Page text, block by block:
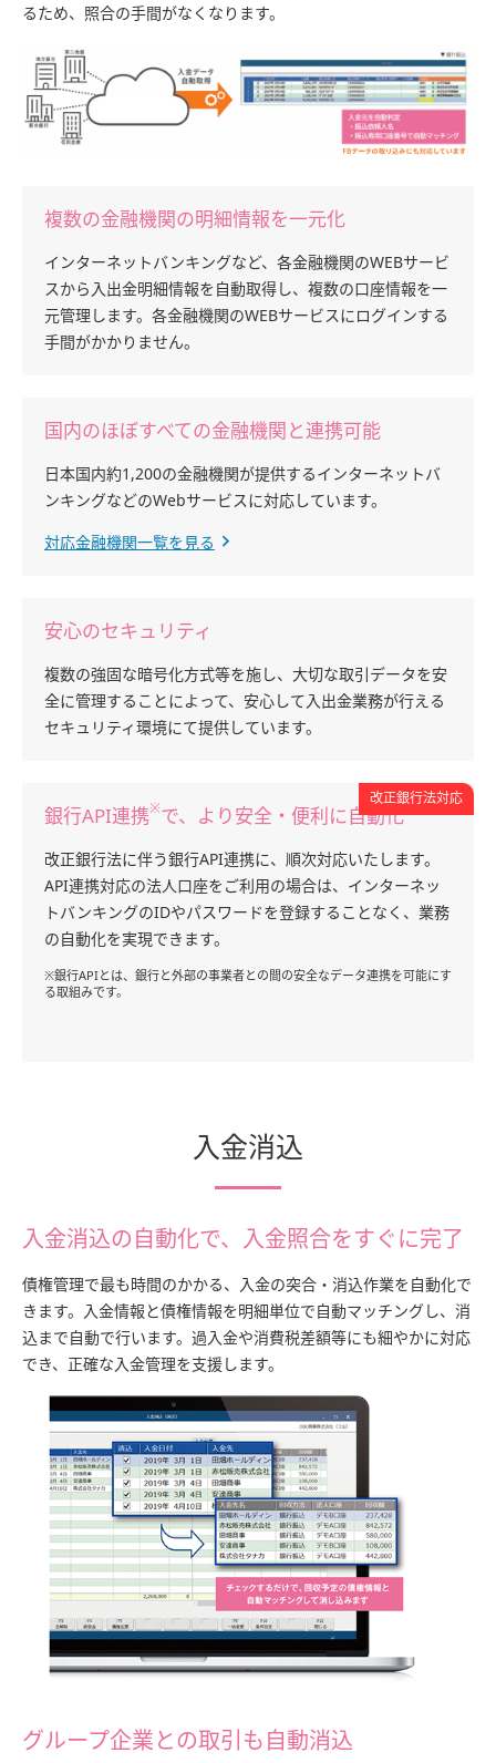
るため、照合の手間がなくなります。
複数の金融機関の明細情報を一元化
インターネットバンキングなど、各金融機関のWEBサービ
スから入出金明細情報を自動取得し、複数の口座情報を一
元管理します。各金融機関のWEBサービスにログインする
手間がかかりません。
国内のほぼすべての金融機関と連携可能
日本国内約1,200の金融機関が提供するインターネットバ
ンキングなどのWebサービスに対応しています。
対応金融機関一覧を見る
安心のセキュリティ
複数の強固な暗号化方式等を施し、大切な取引データを安
全に管理することによって、安心して入出金業務が行える
セキュリティ環境にて提供しています。
銀行API連携※で、より安全・便利に自動化
改正銀行法対応
改正銀行法に伴う銀行API連携に、順次対応いたします。
API連携対応の法人口座をご利用の場合は、インターネッ
トバンキングのIDやパスワードを登録することなく、業務
の自動化を実現できます。
※銀行APIとは、銀行と外部の事業者との間の安全なデータ連携を可能にす
る取組みです。
入金消込
入金消込の自動化で、入金照合をすぐに完了
債権管理で最も時間のかかる、入金の突合・消込作業を自動化で
きます。入金情報と債権情報を明細単位で自動マッチングし、消
込まで自動で行います。過入金や消費税差額等にも細やかに対応
でき、正確な入金管理を支援します。
グループ企業との取引も自動消込